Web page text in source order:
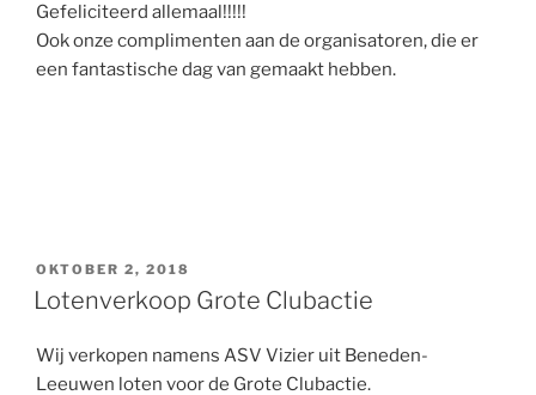
Gefeliciteerd allemaal!!!!!
Ook onze complimenten aan de organisatoren, die er
een fantastische dag van gemaakt hebben.
GEPLAATST
OP
OKTOBER 2, 2018
Lotenverkoop Grote Clubactie
Wij verkopen namens ASV Vizier uit Beneden-
Leeuwen loten voor de Grote Clubactie.